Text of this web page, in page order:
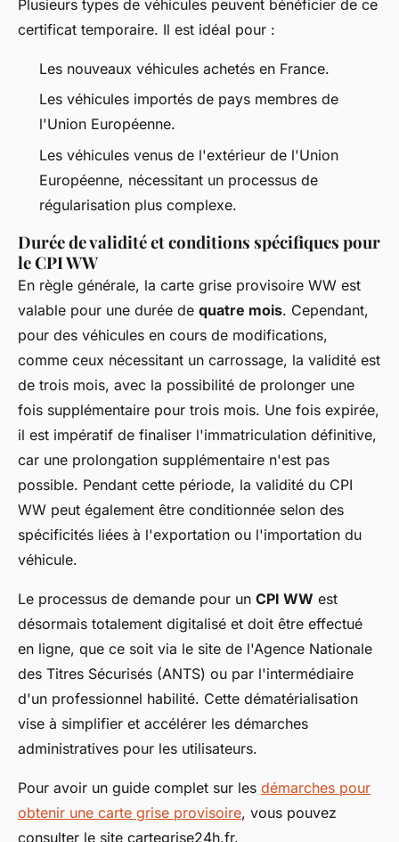
Plusieurs types de véhicules peuvent bénéficier de ce
certificat temporaire. Il est idéal pour :
Les nouveaux véhicules achetés en France.
Les véhicules importés de pays membres de
l'Union Européenne.
Les véhicules venus de l'extérieur de l'Union
Européenne, nécessitant un processus de
régularisation plus complexe.
Durée de validité et conditions spécifiques pour
le CPI WW
En règle générale, la carte grise provisoire WW est
valable pour une durée de quatre mois. Cependant,
pour des véhicules en cours de modifications,
comme ceux nécessitant un carrossage, la validité est
de trois mois, avec la possibilité de prolonger une
fois supplémentaire pour trois mois. Une fois expirée,
il est impératif de finaliser l'immatriculation définitive,
car une prolongation supplémentaire n'est pas
possible. Pendant cette période, la validité du CPI
WW peut également être conditionnée selon des
spécificités liées à l'exportation ou l'importation du
véhicule.
Le processus de demande pour un CPI WW est
désormais totalement digitalisé et doit être effectué
en ligne, que ce soit via le site de l'Agence Nationale
des Titres Sécurisés (ANTS) ou par l'intermédiaire
d'un professionnel habilité. Cette dématérialisation
vise à simplifier et accélérer les démarches
administratives pour les utilisateurs.
Pour avoir un guide complet sur les démarches pour
obtenir une carte grise provisoire, vous pouvez
consulter le site cartegrise24h.fr.